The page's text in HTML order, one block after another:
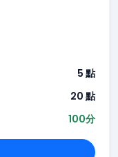
5 點
20 點
100分